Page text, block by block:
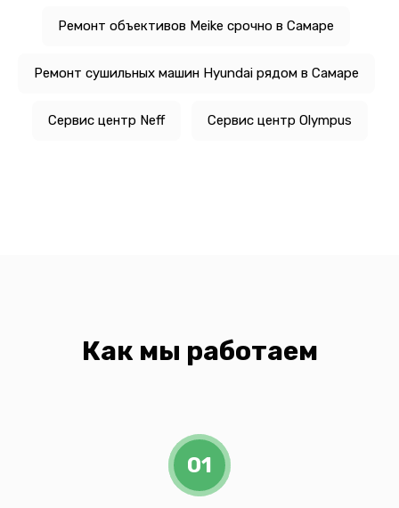
Ремонт объективов Meike срочно в Самаре
Ремонт сушильных машин Hyundai рядом в Самаре
Сервис центр Neff Сервис центр Olympus
Как мы работаем
01